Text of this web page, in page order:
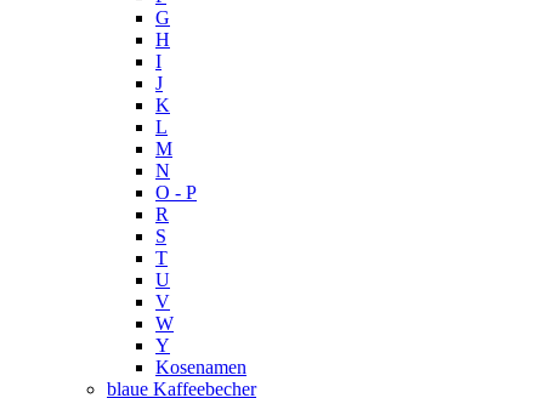
G
H
I
J
K
L
M
N
O - P
R
S
T
U
V
W
Y
Kosenamen
blaue Kaffeebecher